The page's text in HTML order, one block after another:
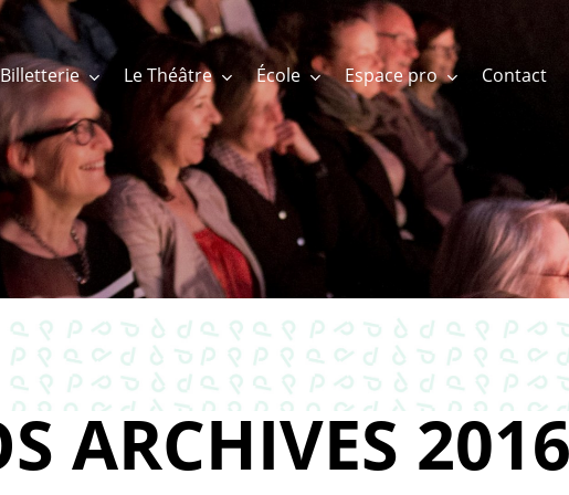
Billetterie Le Théâtre École Espace pro Contact
ARCHIVES 2016